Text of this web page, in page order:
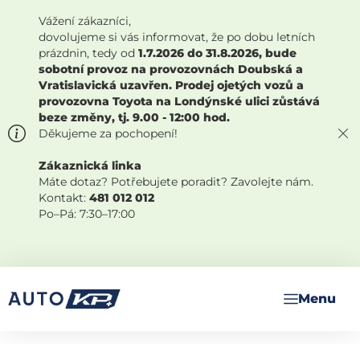
Vážení zákazníci,
dovolujeme si vás informovat, že po dobu letních
prázdnin, tedy od 1.7.2026 do 31.8.2026, bude
sobotní provoz na provozovnách Doubská a
Vratislavická uzavřen. Prodej ojetých vozů a
provozovna Toyota na Londýnské ulici zůstává
beze změny, tj. 9.00 - 12:00 hod.
Děkujeme za pochopení!
Zákaznická linka
Máte dotaz? Potřebujete poradit? Zavolejte nám.
Kontakt: 481 012 012
Po–Pá: 7:30–17:00